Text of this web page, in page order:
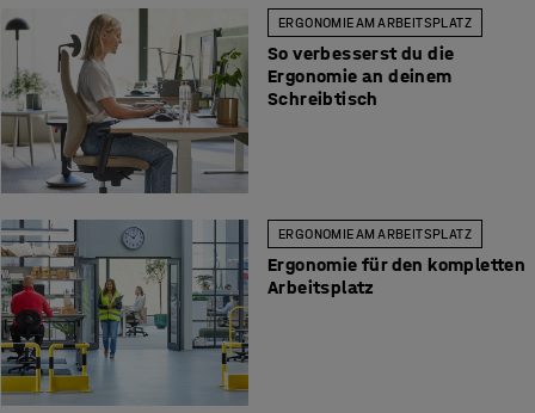
ERGONOMIE AM ARBEITSPLATZ
So verbesserst du die
Ergonomie an deinem
Schreibtisch
ERGONOMIE AM ARBEITSPLATZ
Ergonomie für den kompletten
Arbeitsplatz